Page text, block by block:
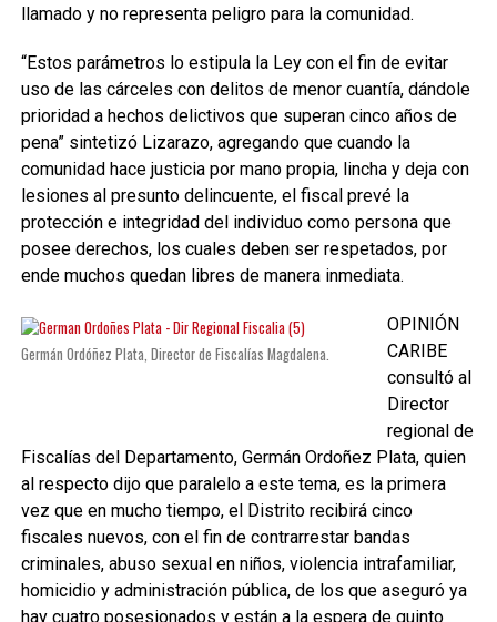
llamado y no representa peligro para la comunidad.
“Estos parámetros lo estipula la Ley con el fin de evitar
uso de las cárceles con delitos de menor cuantía, dándole
prioridad a hechos delictivos que superan cinco años de
pena” sintetizó Lizarazo, agregando que cuando la
comunidad hace justicia por mano propia, lincha y deja con
lesiones al presunto delincuente, el fiscal prevé la
protección e integridad del individuo como persona que
posee derechos, los cuales deben ser respetados, por
ende muchos quedan libres de manera inmediata.
Germán Ordóñez Plata, Director de Fiscalías Magdalena.
OPINIÓN
CARIBE
consultó al
Director
regional de
Fiscalías del Departamento, Germán Ordoñez Plata, quien
al respecto dijo que paralelo a este tema, es la primera
vez que en mucho tiempo, el Distrito recibirá cinco
fiscales nuevos, con el fin de contrarrestar bandas
criminales, abuso sexual en niños, violencia intrafamiliar,
homicidio y administración pública, de los que aseguró ya
hay cuatro posesionados y están a la espera de quinto